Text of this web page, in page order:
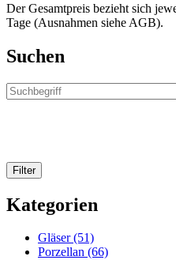
Der Gesamtpreis bezieht sich
Tage (Ausnahmen siehe AGB).
Suchen
Kategorien
Gläser (51)
Porzellan (66)